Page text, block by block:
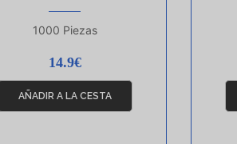
1000 Piezas
14.9€